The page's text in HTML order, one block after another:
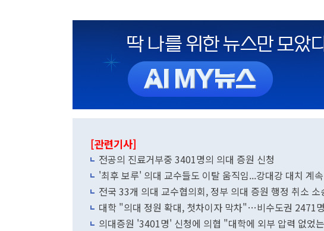
[관련기사]
전공의 진료거부중 3401명의 의대 증원 신청
'최후 보루' 의대 교수들도 이탈 움직임...강대강 대치 계속
전국 33개 의대 교수협의회, 정부 의대 증원 행정 취소 소
대학 "의대 정원 확대, 첫차이자 막차"…비수도권 2471
의대증원 '3401명' 신청에 의협 "대학에 외부 압력 없었